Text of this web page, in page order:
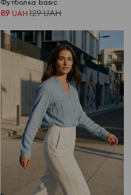
Футболка basic
89 UAH 129UAH